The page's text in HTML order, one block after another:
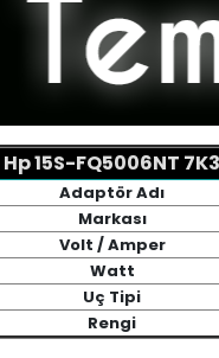
Hp 15S-FQ5006NT
Adaptör Adı
Markası
Volt / Amper
Watt
Uç Tipi
Rengi